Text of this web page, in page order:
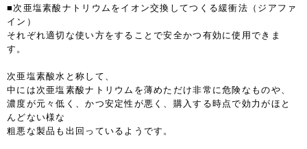
■次亜塩素酸ナトリウムをイオン交換してつくる緩衝法（ジアファ
イン）
それぞれ適切な使い方をすることで安全かつ有効に使用できま
す。
次亜塩素酸水と称して、
中には次亜塩素酸ナトリウムを薄めただけ非常に危険なものや、
濃度が元々低く、かつ安定性が悪く、購入する時点で効力がほと
んどない様な
粗悪な製品も出回っているようです。